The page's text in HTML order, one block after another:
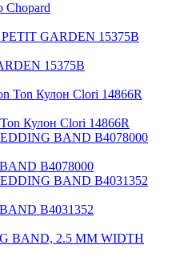
Chopard
15375B
Кулон Clori 14866R
B4078000
B4031352